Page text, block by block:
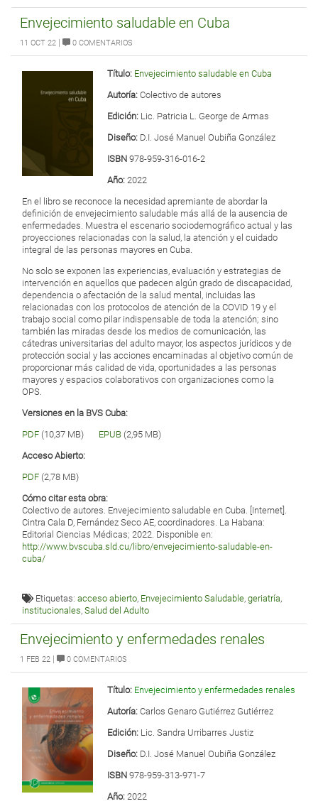
Envejecimiento saludable en Cuba
11 OCT 22 | 0 COMENTARIOS
Título: Envejecimiento saludable en Cuba
Autoría:Colectivo de autores
Edición: Lic. Patricia L. George de Armas
Diseño: D.I. José Manuel Oubiña González
ISBN 978-959-316-016-2
Año: 2022
En el libro se reconoce la necesidad apremiante de abordar la
definición de envejecimiento saludable más allá de la ausencia de
enfermedades. Muestra el escenario sociodemográfico actual y las
proyecciones relacionadas con la salud, la atención y el cuidado
integral de las personas mayores en Cuba.
No solo se exponen las experiencias, evaluación y estrategias de
intervención en aquellos que padecen algún grado de discapacidad,
dependencia o afectación de la salud mental, incluidas las
relacionadas con los protocolos de atención de la COVID 19 y el
trabajo social como pilar indispensable de toda la atención; sino
también las miradas desde los medios de comunicación, las
cátedras universitarias del adulto mayor, los aspectos jurídicos y de
protección social y las acciones encaminadas al objetivo común de
proporcionar más calidad de vida, oportunidades a las personas
mayores y espacios colaborativos con organizaciones como la
OPS.
Versiones en la BVS Cuba:
PDF (10,37 MB) EPUB (2,95 MB)
Acceso Abierto:
PDF (2,78 MB)
Cómo citar esta obra:
Colectivo de autores. Envejecimiento saludable en Cuba. [Internet].
Cintra Cala D, Fernández Seco AE, coordinadores. La Habana:
Editorial Ciencias Médicas; 2022. Disponible en:
http://www.bvscuba.sld.cu/libro/envejecimiento-saludable-en-
cuba/
Etiquetas:acceso abierto, Envejecimiento Saludable,geriatría,
institucionales,Salud del Adulto
Envejecimiento y enfermedades renales
1 FEB 22 | 0 COMENTARIOS
Título: Envejecimiento y enfermedades renales
Autoría: Carlos Genaro Gutiérrez Gutiérrez
Edición: Lic. Sandra Urribarres Justiz
Diseño: D.I. José Manuel Oubiña González
ISBN 978-959-313-971-7
Año: 2022